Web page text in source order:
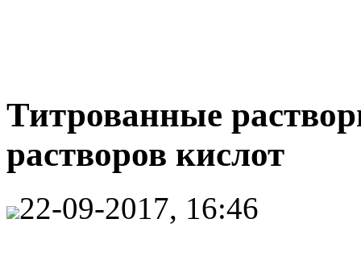
Титрованные
растворов кислот
22-09-2017, 16:46